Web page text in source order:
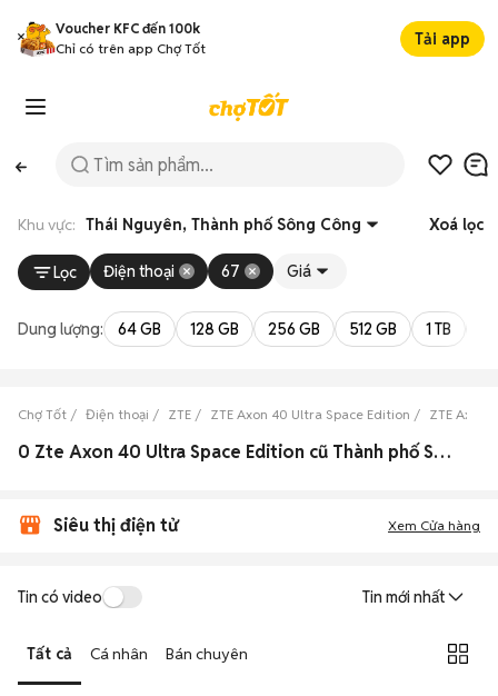
Voucher KFC đến 100k
Chỉ có trên app Chợ Tốt
Tải app
Khu vực: Thái Nguyên, Thành phố Sông Công Xoá lọc
Lọc Điện thoại 67 Giá
Dung lượng: 64 GB 128 GB 256 GB 512 GB 1 TB
Chợ Tốt Điện thoại ZTE ZTE Axon 40 Ultra Space Edition ZTE Axon
0 Zte Axon 40 Ultra Space Edition cũ Thành phố Sông Công, Thái Nguyên đẹp
Siêu thị điện tử Xem Cửa hàng
Tin có video Tin mới nhất
Tất cả Cá nhân Bán chuyên